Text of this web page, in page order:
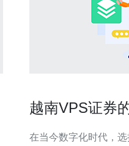
越南VPS证券
在当今数字化时代，